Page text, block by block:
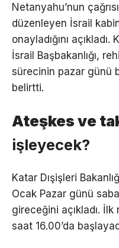
Netanyahu’nun
düzenleyen İsrail
onayladığını açıkladı.
İsrail Başbakanlığı,
sürecinin pazar günü
belirtti.
Ateşkes ve
işleyecek?
Katar Dışişleri
Ocak Pazar günü
gireceğini açıkladı. İlk
saat 16.00’da